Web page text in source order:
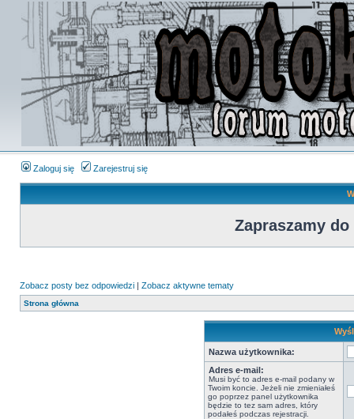
Zaloguj się Zarejestruj się
Zapraszamy do
Zobacz posty bez odpowiedzi | Zobacz aktywne tematy
Strona główna
Nazwa użytkownika:
Adres e-mail:
Musi być to adres e-mail podany w
Twoim koncie. Jeżeli nie zmieniałeś
go poprzez panel użytkownika
będzie to tez sam adres, który
podałeś podczas rejestracji.